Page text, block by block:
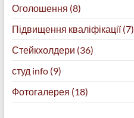
Оголошення (8)
Підвищення кваліфікації(7)
Стейкхолдери (36)
студ info(9)
Фотогалерея (18)